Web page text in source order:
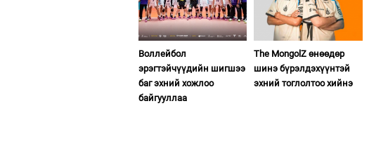
Воллейбол
эрэгтэйчүүдийн шигшээ
баг эхний хожлоо
байгууллаа
The MongolZ өнөөдөр
шинэ бүрэлдэхүүнтэй
эхний тоглолтоо хийнэ